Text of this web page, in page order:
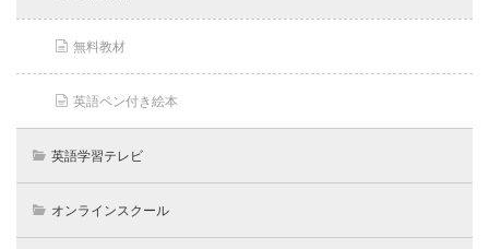
無料教材
英語ペン付き絵本
英語学習テレビ
オンラインスクール